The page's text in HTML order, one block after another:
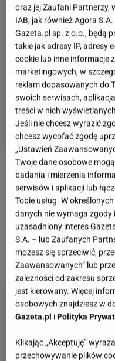
Kamień gromadzący
dość powszechny
kranów płynie
nieestetyczny osad,
Poznaj sprawdzone
czajnika.
oraz jej Zaufani Partnerzy,
IAB, jak również Agora
Gazeta.pl sp. z o.o., będą
takie jak adresy IP, adresy
cookie lub inne informacje
marketingowych, w
reklam dopasowanych do
swoich serwisach,
treści w nich
Jeśli nie chcesz wyrazić
chcesz wycofać zgodę
„Ustawień
Twoje dane osobowe
badania i mierzenia
serwisów i aplikacji lub
Tobie usług. W
danych nie wymaga zgody
uzasadniony interes
S.A. – lub Zaufanych
możesz się sprzeciwić,
Zaawansowanych” lub
zależności od zakresu
jest kierowany. Więcej
osobowych znajdziesz w
Gazeta.pl iPolityka
Klikając „Akceptuję”
przechowywanie plików